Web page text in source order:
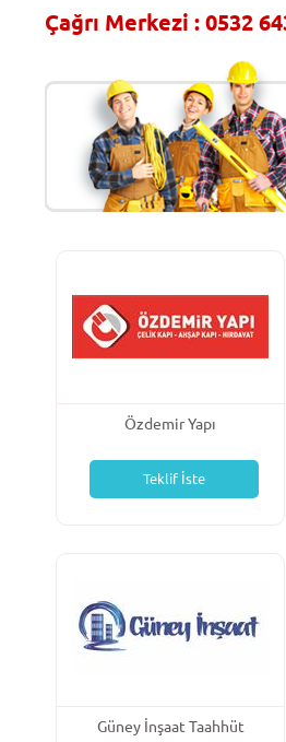
Çağrı Merkezi : 0532
Özdemir Yapı
Teklif İste
Güney İnşaat Taahhüt